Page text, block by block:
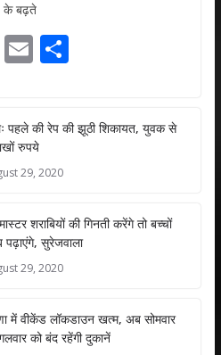
के बढ़ते
E
l
S
e
पहले की रेप की झूठी शिकायत, युवक से
रुपये
29, 2020
शराबियों की गिनती करेंगे तो बच्चों
सुरेजवाला
29, 2020
में वीकेंड लॉकडाउन खत्म, अब सोमवार
को बंद रहेंगी दुकानें